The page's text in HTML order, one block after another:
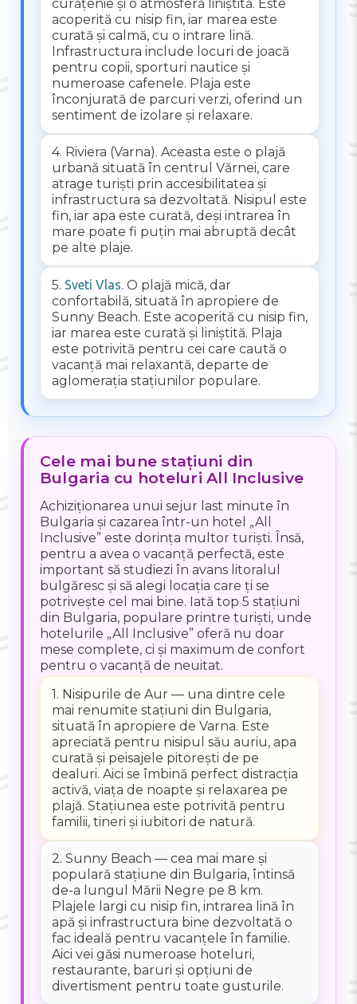
curățenie și o atmosferă liniștită. Este
acoperită cu nisip fin, iar marea este
curată și calmă, cu o intrare lină.
Infrastructura include locuri de joacă
pentru copii, sporturi nautice și
numeroase cafenele. Plaja este
înconjurată de parcuri verzi, oferind un
sentiment de izolare și relaxare.
4. Riviera (Varna). Aceasta este o plajă
urbană situată în centrul Vărnei, care
atrage turiști prin accesibilitatea și
infrastructura sa dezvoltată. Nisipul este
fin, iar apa este curată, deși intrarea în
mare poate fi puțin mai abruptă decât
pe alte plaje.
5. Sveti Vlas. O plajă mică, dar
confortabilă, situată în apropiere de
Sunny Beach. Este acoperită cu nisip fin,
iar marea este curată și liniștită. Plaja
este potrivită pentru cei care caută o
vacanță mai relaxantă, departe de
aglomerația stațiunilor populare.
Cele mai bune stațiuni din
Bulgaria cu hoteluri All Inclusive
Achiziționarea unui sejur last minute în
Bulgaria și cazarea într-un hotel „All
Inclusive” este dorința multor turiști. Însă,
pentru a avea o vacanță perfectă, este
important să studiezi în avans litoralul
bulgăresc și să alegi locația care ți se
potrivește cel mai bine. Iată top 5 stațiuni
din Bulgaria, populare printre turiști, unde
hotelurile „All Inclusive” oferă nu doar
mese complete, ci și maximum de confort
pentru o vacanță de neuitat.
1. Nisipurile de Aur — una dintre cele
mai renumite stațiuni din Bulgaria,
situată în apropiere de Varna. Este
apreciată pentru nisipul său auriu, apa
curată și peisajele pitorești de pe
dealuri. Aici se îmbină perfect distracția
activă, viața de noapte și relaxarea pe
plajă. Stațiunea este potrivită pentru
familii, tineri și iubitori de natură.
2. Sunny Beach — cea mai mare și
populară stațiune din Bulgaria, întinsă
de-a lungul Mării Negre pe 8 km.
Plajele largi cu nisip fin, intrarea lină în
apă și infrastructura bine dezvoltată o
fac ideală pentru vacanțele în familie.
Aici vei găsi numeroase hoteluri,
restaurante, baruri și opțiuni de
divertisment pentru toate gusturile.